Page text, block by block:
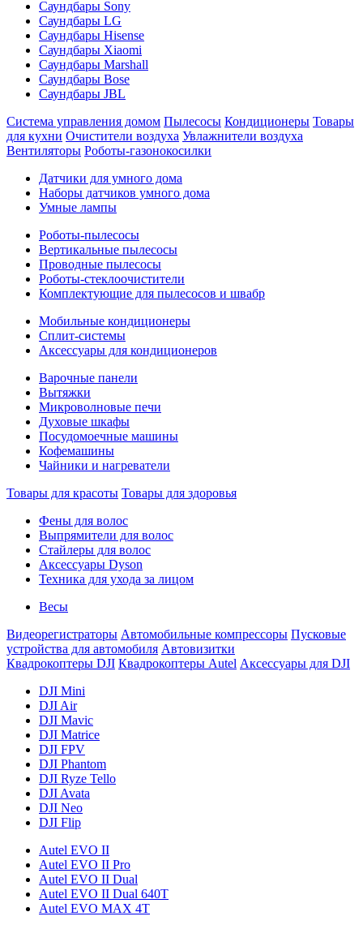
Саундбары Sony
Саундбары LG
Саундбары Hisense
Саундбары Xiaomi
Саундбары Marshall
Саундбары Bose
Саундбары JBL
Система управления домом Пылесосы Кондиционеры Товары
для кухни Очистители воздуха Увлажнители воздуха
Вентиляторы Роботы-газонокосилки
Датчики для умного дома
Наборы датчиков умного дома
Умные лампы
Роботы-пылесосы
Вертикальные пылесосы
Проводные пылесосы
Роботы-стеклоочистители
Комплектующие для пылесосов и швабр
Мобильные кондиционеры
Сплит-системы
Аксессуары для кондиционеров
Варочные панели
Вытяжки
Микроволновые печи
Духовые шкафы
Посудомоечные машины
Кофемашины
Чайники и нагреватели
Товары для красоты Товары для здоровья
Фены для волос
Выпрямители для волос
Стайлеры для волос
Аксессуары Dyson
Техника для ухода за лицом
Весы
Видеорегистраторы Автомобильные компрессоры Пусковые
устройства для автомобиля Автовизитки
Квадрокоптеры DJI Квадрокоптеры Autel Аксессуары для DJI
DJI Mini
DJI Air
DJI Mavic
DJI Matrice
DJI FPV
DJI Phantom
DJI Ryze Tello
DJI Avata
DJI Neo
DJI Flip
Autel EVO II
Autel EVO II Pro
Autel EVO II Dual
Autel EVO II Dual 640T
Autel EVO MAX 4T